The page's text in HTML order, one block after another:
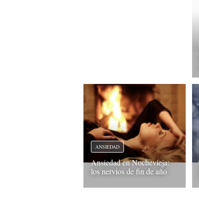
ANSIEDAD
Ansiedad en Nochevieja:
los nervios de fin de año